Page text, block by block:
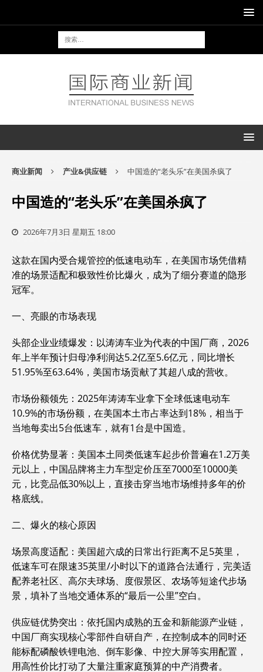
商业新闻 产业&供应链 中国造的“老头乐”在美国杀疯了
中国造的“老头乐”在美国杀疯了
2026年7月3日 星期五 18:00
这款在国内受合规管控的低速电动车，在美国市场凭借精
准的场景适配和极致性价比爆火，成为了细分赛道的隐形
冠军。
一、亮眼的市场表现
‌头部企业业绩爆发‌：以涛涛车业为代表的中国厂商，2026
年上半年预计归母净利润达‌5.2亿至5.6亿元‌，同比增长
51.95%至63.64%，美国市场贡献了其超八成的营收。
‌市场份额领先‌：2025年涛涛车业拿下全球低速电动车
10.9%的市场份额，在美国本土市占率达到‌18%‌，相当于
当地每卖出5台低速车，就有1台是中国造。
‌价格优势显著‌：美国本土同类低速车起步价普遍在1.2万美
元以上，中国品牌将主力车型定价压至7000至10000美
元，比竞品低30%以上，直接击穿当地市场维持多年的价
格底线。
二、爆火的核心原因
‌场景高度适配‌：美国超六成的日常出行距离不足5英里，
低速车可在限速35英里/小时以下的道路合法通行，完美适
配养老社区、高尔夫球场、度假景区、农场等短途代步场
景，填补了当地交通体系的“最后一公里”空白。
‌供应链优势突出‌：依托国内成熟的五金和新能源产业链，
中国厂商实现核心零部件自研自产，在控制成本的同时还
能标配磷酸铁锂电池、倒车影像、中控大屏等实用配置，
用高性价比打动了大量注重家庭预算的中产消费者。